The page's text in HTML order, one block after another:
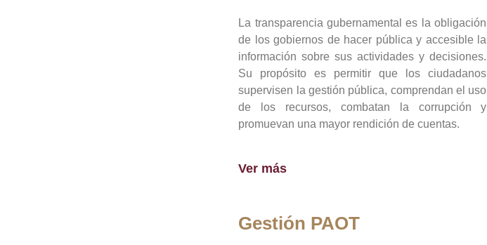
La transparencia gubernamental es la obligación
de los gobiernos de hacer pública y accesible la
información sobre sus actividades y decisiones.
Su propósito es permitir que los ciudadanos
supervisen la gestión pública, comprendan el uso
de los recursos, combatan la corrupción y
promuevan una mayor rendición de cuentas.
Ver más
Gestión PAOT